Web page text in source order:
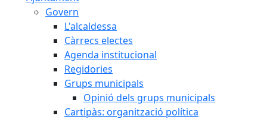
Govern
L'alcaldessa
Càrrecs electes
Agenda institucional
Regidories
Grups municipals
Opinió dels grups municipals
Cartipàs: organització política